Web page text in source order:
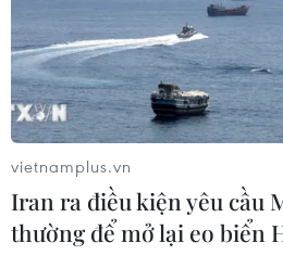
vietnamplus.vn
Iran ra điều kiện yêu cầu
thường để mở lại eo biển